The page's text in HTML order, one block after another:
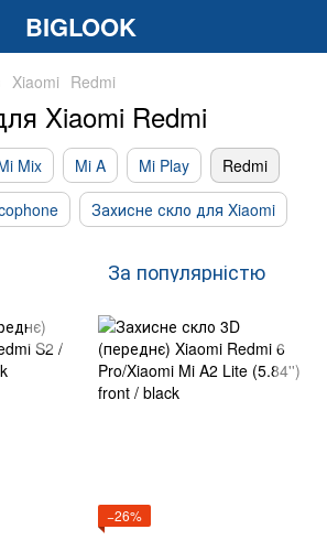
BIGLOOK
Xiaomi Redmi
Xiaomi Redmi
Mix Mi A Mi Play
Redmi
Захисне скло для Xiaomi
За популярністю
−26%